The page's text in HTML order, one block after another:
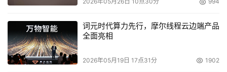
第五，这种平台级的大规模升级或移植不来就不是一
个突变的过程，它必然是先有特殊的应用，然后产品性能稳
定，价格下降，使得最终大家形成共识，实现整体移植。就
词元时代算力先行，摩尔线程云边端产品
全面亮相
2026年05月19日 17点31分 1902